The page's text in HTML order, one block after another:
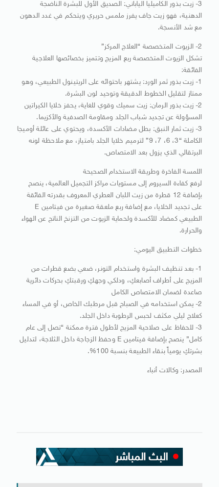
3- زيت بذور الكاميليا الياباني: الصديق الأول للبشرة الناضجة
الدهنية، فهو زيت جاف يفرز ملمس حريري ويتحكم في غدد الدهون
مع شد الأنسجة.
2- الزيوت المتخصصة “العلاج المركز”
تشكل الزيوت المتخصصة ربع المزيج وتتميز بخصائصها العلاجية
الفائقة:
1- زيت بذور ثمر الورد: يشتهر باحتوائه على الريتينول الطبيعي، وهو
ممتاز لتقليل الخطوط الدقيقة وتوحيد لون البشرة.
2- زيت بذور الرمان: زيت سميك وقوي للغاية، يحفز خلايا الكيراتين
المسؤولة عن تجديد شباب الجلد ومقاومة الصدفية والأكزيما.
3- زيت ثمار النبق: بطل مضادات الأكسدة، ويحتوي على عائلة أوميجا
الكاملة “3، 6، 7، 9” لترميم خلايا الجلد بامتياز، مع ملاحظة لونه
البرتقالي الذي يزول بعد الامتصاص.
اللمسة الفاخرة وطريقة الاستخدام الصحيحة
لرفع كفاءة السيروم إلى مستويات مراكز التجميل العالمية، ينصح
بإضافة 12 قطرة من زيت اللبان العطري المعروف بقدرته الفائقة
على تجديد الخلايا، مع إضافة ربع ملعقة صغيرة من فيتامين E
الطبيعي كمضاد للأكسدة ولحماية الزيوت من التزنخ الناتج عن الهواء
والحرارة.
خطوات التطبيق اليومي:
1- بعد تنظيف البشرة واستخدام التونر، ضعي بضع قطرات من
المزيج على أطراف أصابعكِ، ودلكي وجهكِ ورقبتكِ بحركات دائرية
صاعدة لضمان الامتصاص الكامل
2- يمكن استخدامه في الصباح قبل مرطبك الخاص، أو في المساء
كعلاج ليلي مكثف لحبس الرطوبة داخل الجلد.
3- للحفاظ على صلاحية المزيج لأطول فترة ممكنة “تصل إلى عام
كامل” ينصح بإضافة فيتامين E وحفظ الزجاجة داخل الثلاجة، لتدليل
بشرتكِ يومياً بنقاء الطبيعة بنسبة 100%.
المصدر: وكالات أنباء